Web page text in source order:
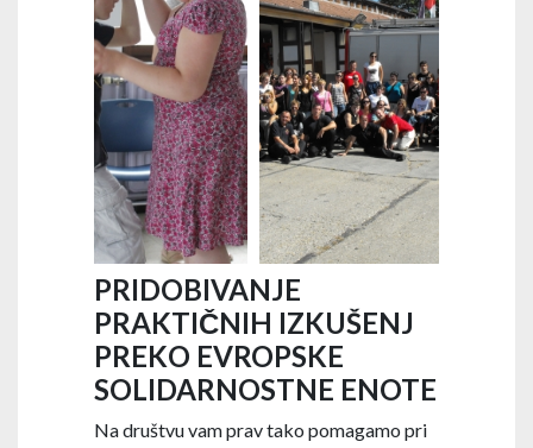
PRIDOBIVANJE
PRAKTIČNIH IZKUŠENJ
PREKO EVROPSKE
SOLIDARNOSTNE ENOTE
Na društvu vam prav tako pomagamo pri